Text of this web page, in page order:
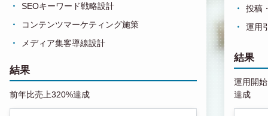
SEOキーワード戦略設計
コンテンツマーケティング施策
メディア集客導線設計
結果
前年比売上320%達成
投稿
運用
結果
運用開
達成